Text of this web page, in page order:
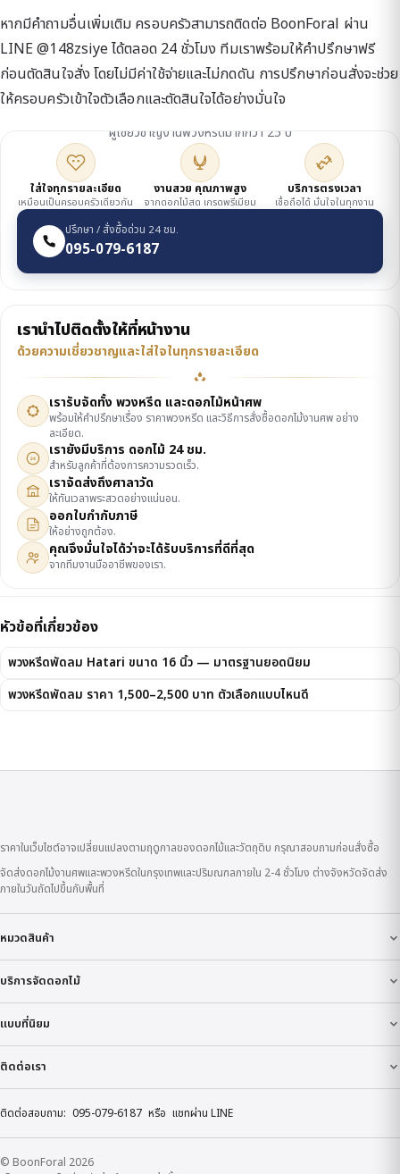
หากมีคำถามอื่นเพิ่มเติม ครอบครัวสามารถติดต่อ BoonForal ผ่าน
LINE @148zsiye ได้ตลอด 24 ชั่วโมง ทีมเราพร้อมให้คำปรึกษาฟรี
ก่อนตัดสินใจสั่ง โดยไม่มีค่าใช้จ่ายและไม่กดดัน การปรึกษาก่อนสั่งจะช่วย
ให้ครอบครัวเข้าใจตัวเลือกและตัดสินใจได้อย่างมั่นใจ
ดูแลโดยเจ้าของร้าน
ผู้เชี่ยวชาญงานพวงหรีดมากกว่า 25 ปี
ใส่ใจทุกรายละเอียด
เหมือนเป็นครอบครัวเดียวกัน
งานสวย คุณภาพสูง
จากดอกไม้สด เกรดพรีเมียม
บริการตรงเวลา
เชื่อถือได้ มั่นใจในทุกงาน
ปรึกษา / สั่งซื้อด่วน 24 ชม.
095-079-6187
เรานำไปติดตั้งให้ที่หน้างาน
ด้วยความเชี่ยวชาญและใส่ใจในทุกรายละเอียด
เรารับจัดทั้ง พวงหรีด และดอกไม้หน้าศพ
พร้อมให้คำปรึกษาเรื่อง ราคาพวงหรีด และวิธีการสั่งซื้อดอกไม้งานศพ อย่าง
ละเอียด.
24 เรายังมีบริการ ดอกไม้ 24 ชม.
สำหรับลูกค้าที่ต้องการความรวดเร็ว.
เราจัดส่งถึงศาลาวัด
ให้ทันเวลาพระสวดอย่างแน่นอน.
ออกใบกำกับภาษี
ให้อย่างถูกต้อง.
คุณจึงมั่นใจได้ว่าจะได้รับบริการที่ดีที่สุด
จากทีมงานมืออาชีพของเรา.
หัวข้อที่เกี่ยวข้อง
พวงหรีดพัดลม Hatari ขนาด 16 นิ้ว — มาตรฐานยอดนิยม
พวงหรีดพัดลม ราคา 1,500–2,500 บาท ตัวเลือกแบบไหนดี
ราคาในเว็บไซต์อาจเปลี่ยนแปลงตามฤดูกาลของดอกไม้และวัตถุดิบ กรุณาสอบถามก่อนสั่งซื้อ
จัดส่งดอกไม้งานศพและพวงหรีดในกรุงเทพและปริมณฑลภายใน 2-4 ชั่วโมง ต่างจังหวัดจัดส่ง
ภายในวันถัดไปขึ้นกับพื้นที่
หมวดสินค้า
บริการจัดดอกไม้
แบบที่นิยม
ติดต่อเรา
ติดต่อสอบถาม: 095-079-6187 หรือ แชทผ่าน LINE
© BoonForal 2026